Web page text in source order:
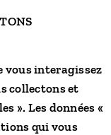
vous interagissez
collectons et
». Les données «
qui vous